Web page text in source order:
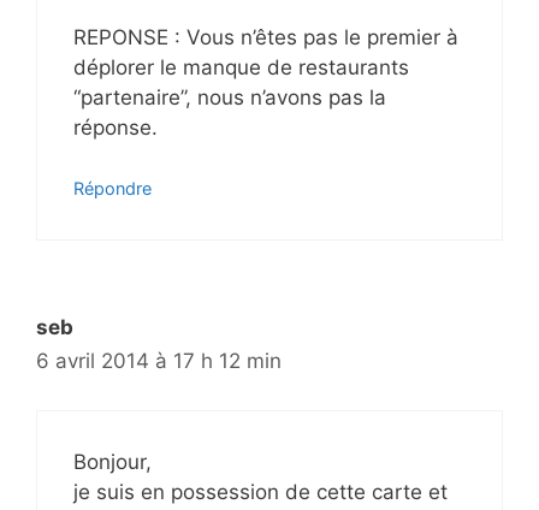
REPONSE : Vous n’êtes pas le premier à
déplorer le manque de restaurants
“partenaire”, nous n’avons pas la
réponse.
Répondre
seb
6 avril 2014 à 17 h 12 min
Bonjour,
je suis en possession de cette carte et